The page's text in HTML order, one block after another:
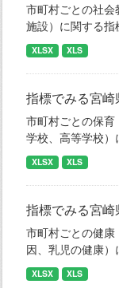
市町村ごとの社
施設）に関する
XLSX XLS
指標でみる宮
市町村ごとの保
学校、高等学校
XLSX XLS
指標でみる宮
市町村ごとの健
因、乳児の健康
XLSX XLS